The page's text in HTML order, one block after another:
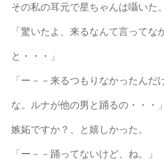
その私の耳元で星ちゃんは囁いた。
「驚いたよ、来るなんて言って
と・・・」
「ー－－来るつもりなかったん
な。ルナが他の男と踊るの・・・」
嫉妬ですか？、と嬉しかった。
「ー－－踊ってないけど、ね。」